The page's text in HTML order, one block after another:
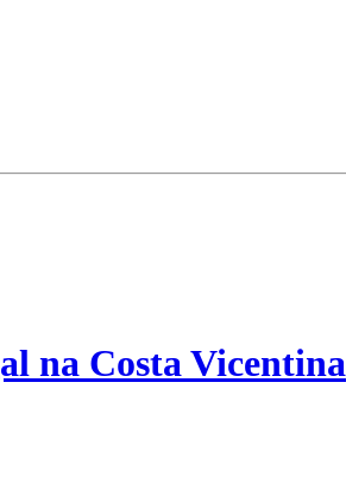
na Costa Vicentina